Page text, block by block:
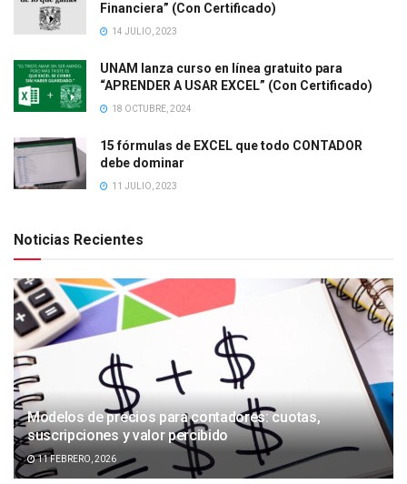
Financiera” (Con Certificado)
14 JULIO, 2023
UNAM lanza curso en línea gratuito para
“APRENDER A USAR EXCEL” (Con Certificado)
18 OCTUBRE, 2024
15 fórmulas de EXCEL que todo CONTADOR
debe dominar
11 JULIO, 2023
Noticias Recientes
Modelos de precios para contadores: cuotas,
suscripciones y valor percibido
11 FEBRERO, 2026